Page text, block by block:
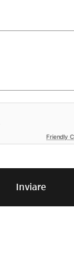
Friendly
Inviare